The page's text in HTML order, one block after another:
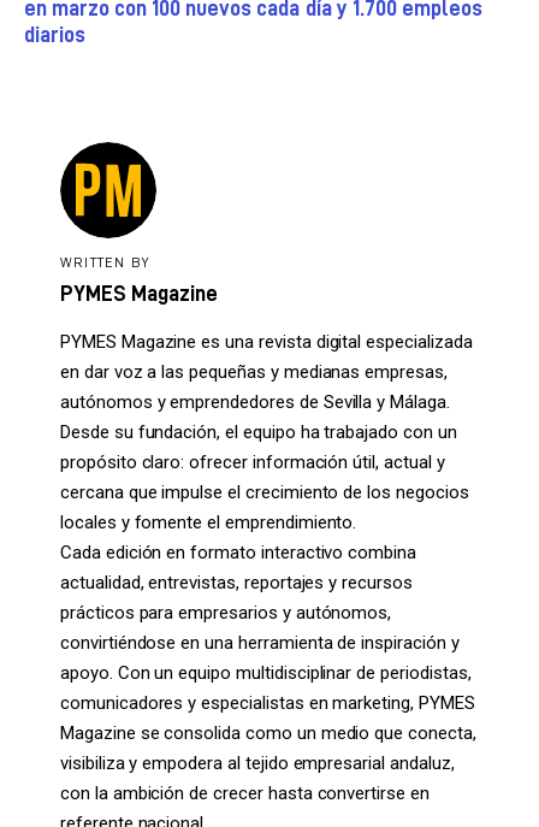
en marzo con 100 nuevos cada día y 1.700 empleos
diarios
WRITTEN BY
PYMES Magazine
PYMES Magazine es una revista digital especializada
en dar voz a las pequeñas y medianas empresas,
autónomos y emprendedores de Sevilla y Málaga.
Desde su fundación, el equipo ha trabajado con un
propósito claro: ofrecer información útil, actual y
cercana que impulse el crecimiento de los negocios
locales y fomente el emprendimiento.
Cada edición en formato interactivo combina
actualidad, entrevistas, reportajes y recursos
prácticos para empresarios y autónomos,
convirtiéndose en una herramienta de inspiración y
apoyo. Con un equipo multidisciplinar de periodistas,
comunicadores y especialistas en marketing, PYMES
Magazine se consolida como un medio que conecta,
visibiliza y empodera al tejido empresarial andaluz,
con la ambición de crecer hasta convertirse en